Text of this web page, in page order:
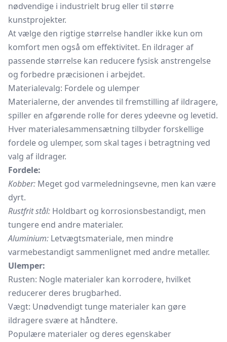
nødvendige i industrielt brug eller til større
kunstprojekter.
At vælge den rigtige størrelse handler ikke kun om
komfort men også om effektivitet. En ildrager af
passende størrelse kan reducere fysisk anstrengelse
og forbedre præcisionen i arbejdet.
Materialevalg: Fordele og ulemper
Materialerne, der anvendes til fremstilling af ildragere,
spiller en afgørende rolle for deres ydeevne og levetid.
Hver materialesammensætning tilbyder forskellige
fordele og ulemper, som skal tages i betragtning ved
valg af ildrager.
Fordele:
Kobber: Meget god varmeledningsevne, men kan være
dyrt.
Rustfrit stål: Holdbart og korrosionsbestandigt, men
tungere end andre materialer.
Aluminium: Letvægtsmateriale, men mindre
varmebestandigt sammenlignet med andre metaller.
Ulemper:
Rusten: Nogle materialer kan korrodere, hvilket
reducerer deres brugbarhed.
Vægt: Unødvendigt tunge materialer kan gøre
ildragere svære at håndtere.
Populære materialer og deres egenskaber